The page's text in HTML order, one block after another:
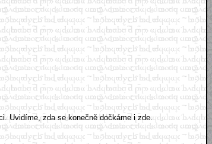
Uvidíme, zda se konečně dočkáme i zde.